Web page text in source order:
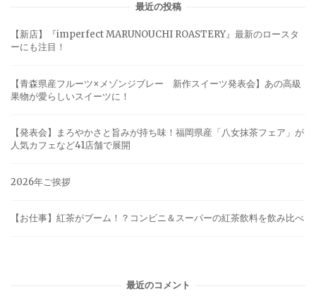
最近の投稿
【新店】『imperfect MARUNOUCHI ROASTERY』最新のロースタ
ーにも注目！
【青森県産フルーツ×メゾンジブレー 新作スイーツ発表会】あの高級
果物が愛らしいスイーツに！
【発表会】まろやかさと旨みが持ち味！福岡県産「八女抹茶フェア」が
人気カフェなど41店舗で展開
2026年ご挨拶
【お仕事】紅茶がブーム！？コンビニ＆スーパーの紅茶飲料を飲み比べ
最近のコメント